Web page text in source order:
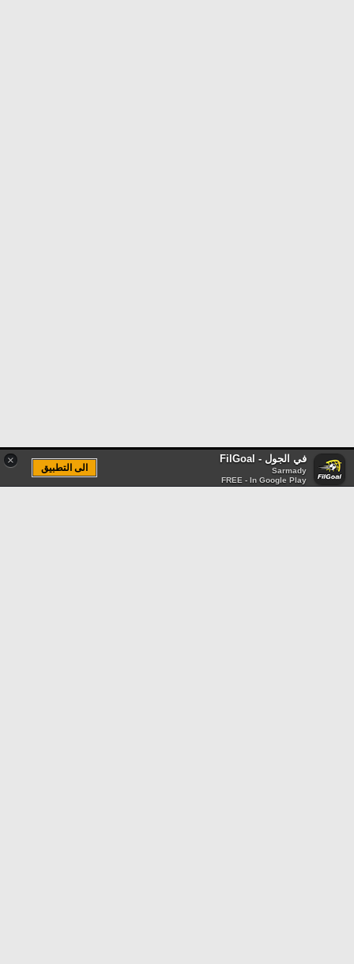
× في الجول - FilGoal
Sarmady
FREE - In Google Play
الى التطبيق